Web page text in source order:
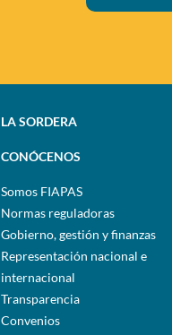
LA SORDERA
CONÓCENOS
Somos FIAPAS
Normas reguladoras
Gobierno, gestión y finanzas
Representación nacional e
internacional
Transparencia
Convenios